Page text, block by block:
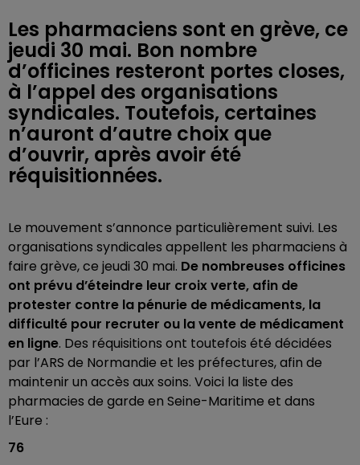
Les pharmaciens sont en grève, ce
jeudi 30 mai. Bon nombre
d’officines resteront portes closes,
à l’appel des organisations
syndicales. Toutefois, certaines
n’auront d’autre choix que
d’ouvrir, après avoir été
réquisitionnées.
Le mouvement s’annonce particulièrement suivi. Les
organisations syndicales appellent les pharmaciens à
faire grève, ce jeudi 30 mai. De nombreuses officines
ont prévu d’éteindre leur croix verte, afin de
protester contre la pénurie de médicaments, la
difficulté pour recruter ou la vente de médicament
en ligne. Des réquisitions ont toutefois été décidées
par l’ARS de Normandie et les préfectures, afin de
maintenir un accès aux soins. Voici la liste des
pharmacies de garde en Seine-Maritime et dans
l’Eure :
76